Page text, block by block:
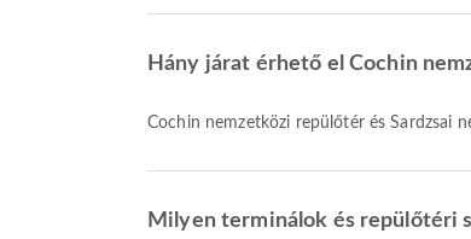
Hány járat érhető el Cochin
Cochin nemzetközi repülőtér és
Milyen terminálok és repülőtéri